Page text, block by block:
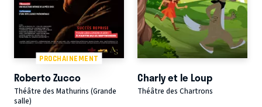
PROCHAINEMENT
Roberto Zucco
Théâtre des Mathurins (Grande
salle)
Charly et le Loup
Théâtre des Chartrons